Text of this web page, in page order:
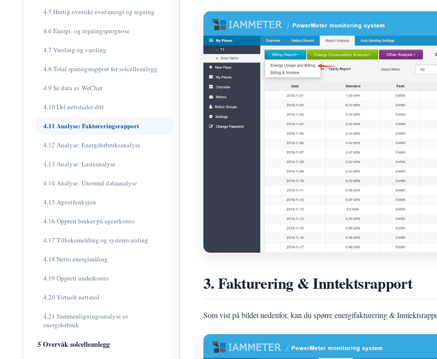
4.5 Hurtig oversikt over energi og regning
4.6 Energi- og regningsprognose
4.7 Varsling og varsling
4.8 Total sparingsrapport for solcelleanlegg
4.9 Se data av WeChat
4.10 Del nettstedet ditt
4.11 Analyse: Faktureringsrapport
4.12 Analyse: Energiforbruksanalyse
4.13 Analyse: Lasteanalyse
4.14 Analyse: Unormal dataanalyse
4.15 Agentfunksjon
4.16 Opprett bruker på agentkonto
4.17 Tilbakemelding og systemvarsling
4.18 Netto energimåling
4.19 Opprett underkonto
4.20 Virtuelt nettsted
4.21 Sammenligningsanalyse av
energiforbruk
5 Overvåk solcelleanlegg
3. Fakturering & Inntektsrapport
Som vist på bildet nedenfor, kan du spørre energifakturering &